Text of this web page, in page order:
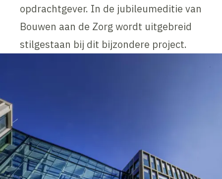
opdrachtgever. In de jubileumeditie van
Bouwen aan de Zorg wordt uitgebreid
stilgestaan bij dit bijzondere project.